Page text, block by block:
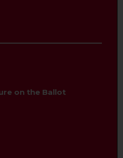
on the Ballot